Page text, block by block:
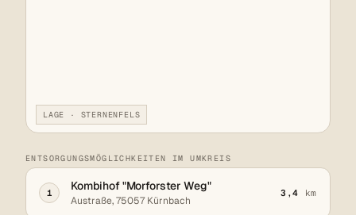
LAGE · STERNENFELS
ENTSORGUNGSMÖGLICHKEITEN IM UMKREIS
1
Kombihof "Morforster Weg"
Austraße, 75057 Kürnbach
3,4 km